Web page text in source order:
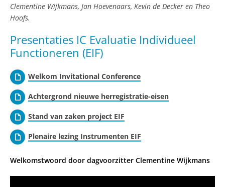
Clementine Wijkmans, Jan Hoevenaars, Kevin de Decker en Theo
Hoofs.
Presentaties IC Evaluatie Individueel
Functioneren (EIF)
Welkom Invitational Conference
Achtergrond nieuwe herregistratie-eisen
Stand van zaken project EIF
Plenaire lezing Instrumenten EIF
Welkomstwoord door dagvoorzitter Clementine Wijkmans